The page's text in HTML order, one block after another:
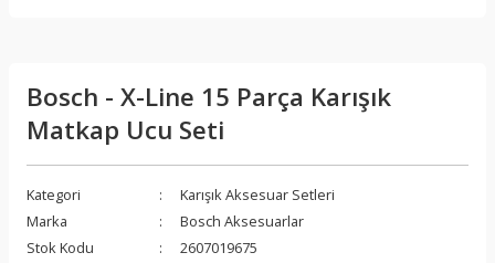
Bosch - X-Line 15 Parça Karışık
Matkap Ucu Seti
Kategori
Karışık Aksesuar Setleri
Marka
Bosch Aksesuarlar
Stok Kodu
2607019675